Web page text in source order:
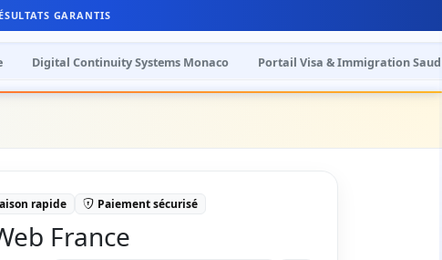
GARANTIS
Digital Continuity Systems Monaco Portail Visa & Immigration
rapide Paiement sécurisé
France